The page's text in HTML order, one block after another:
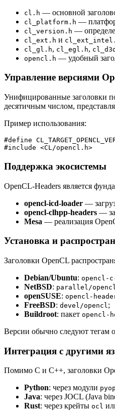
cl.h — основной
cl_platform.h —
cl_version.h —
cl_ext.h и
cl_gl.h, cl_egl.h,
opencl.h — удобный
Управление версиями
Унифицированные заголовки
десятичным числом,
Пример использования:
#define
#include <CL/opencl.h>
Поддержка экосистемы
OpenCL-Headers является
opencl-icd-loader —
opencl-clhpp-headers —
Mesa — реализация
Установка и
Заголовки OpenCL
Debian/Ubuntu: opencl-
NetBSD: parallel/
openSUSE: opencl-
FreeBSD: devel/opencl ;
Buildroot: пакет opencl-
Версии обычно следуют тегам
Интеграция с другими
Помимо C и C++, заголовки
Python: через модули
Java: через JOCL (Java
Rust: через крейты ocl